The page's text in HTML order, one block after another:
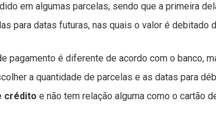
em algumas parcelas, sendo que a primeira
para datas futuras, nas quais o valor é debitado
pagamento é diferente de acordo com o banco,
a quantidade de parcelas e as datas para
crédito e não tem relação alguma como o cartão